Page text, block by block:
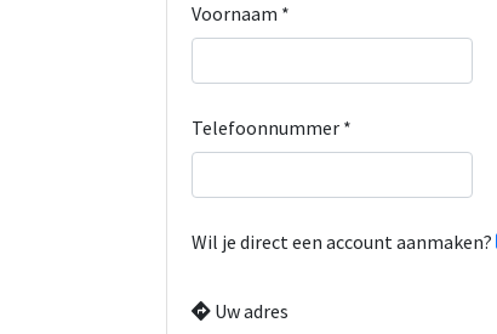
Voornaam *
Telefoonnummer *
Wil je direct een account aanmaken?
Uw adres